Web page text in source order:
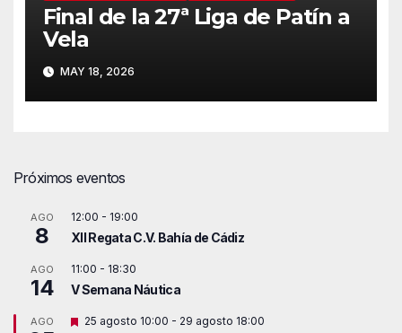
Final de la 27ª Liga de Patín a
Vela
MAY 18, 2026
Próximos eventos
AGO
8
12:00 - 19:00
XII Regata C.V. Bahía de Cádiz
AGO
14
11:00 - 18:30
V Semana Náutica
AGO
D
25 agosto 10:00 - 29 agosto 18:00